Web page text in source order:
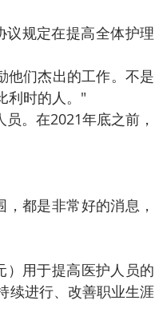
规定在提高全体护理
他们杰出的工作。不是
利时的人。"
。在2021年底之前，
都是非常好的消息，
）用于提高医护人员的
续进行、改善职业生涯